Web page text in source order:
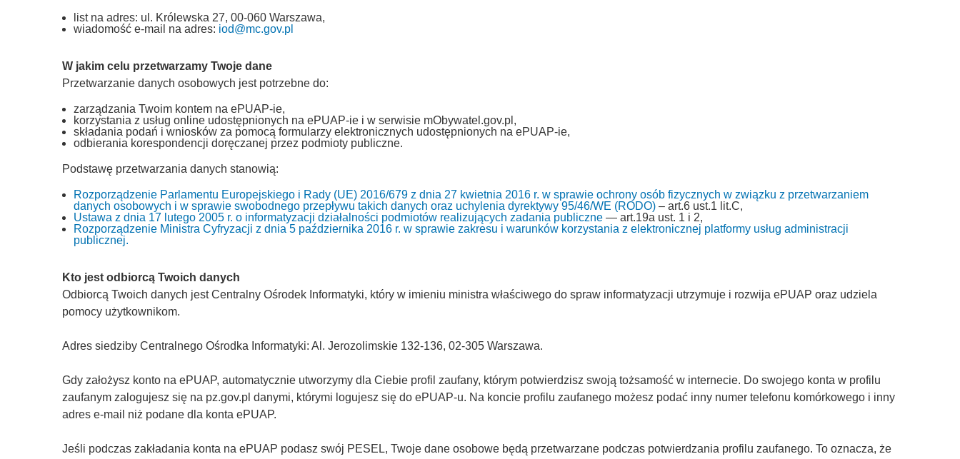
list na adres: ul. Królewska 27, 00-060 Warszawa,
wiadomość e-mail na adres: iod@mc.gov.pl
W jakim celu przetwarzamy Twoje dane
Przetwarzanie danych osobowych jest potrzebne do:
zarządzania Twoim kontem na ePUAP-ie,
korzystania z usług online udostępnionych na ePUAP-ie i w serwisie mObywatel.gov.pl,
składania podań i wniosków za pomocą formularzy elektronicznych udostępnionych na ePUAP-ie,
odbierania korespondencji doręczanej przez podmioty publiczne.
Podstawę przetwarzania danych stanowią:
Rozporządzenie Parlamentu Europejskiego i Rady (UE) 2016/679 z dnia 27 kwietnia 2016 r. w sprawie ochrony osób fizycznych w związku z przetwarzaniem
danych osobowych i w sprawie swobodnego przepływu takich danych oraz uchylenia dyrektywy 95/46/WE (RODO) – art.6 ust.1 lit.C,
Ustawa z dnia 17 lutego 2005 r. o informatyzacji działalności podmiotów realizujących zadania publiczne — art.19a ust. 1 i 2,
Rozporządzenie Ministra Cyfryzacji z dnia 5 października 2016 r. w sprawie zakresu i warunków korzystania z elektronicznej platformy usług administracji
publicznej.
Kto jest odbiorcą Twoich danych
Odbiorcą Twoich danych jest Centralny Ośrodek Informatyki, który w imieniu ministra właściwego do spraw informatyzacji utrzymuje i rozwija ePUAP oraz udziela
pomocy użytkownikom.
Adres siedziby Centralnego Ośrodka Informatyki: Al. Jerozolimskie 132-136, 02-305 Warszawa.
Gdy założysz konto na ePUAP, automatycznie utworzymy dla Ciebie profil zaufany, którym potwierdzisz swoją tożsamość w internecie. Do swojego konta w profilu
zaufanym zalogujesz się na pz.gov.pl danymi, którymi logujesz się do ePUAP-u. Na koncie profilu zaufanego możesz podać inny numer telefonu komórkowego i inny
adres e-mail niż podane dla konta ePUAP.
Jeśli podczas zakładania konta na ePUAP podasz swój PESEL, Twoje dane osobowe będą przetwarzane podczas potwierdzania profilu zaufanego. To oznacza, że